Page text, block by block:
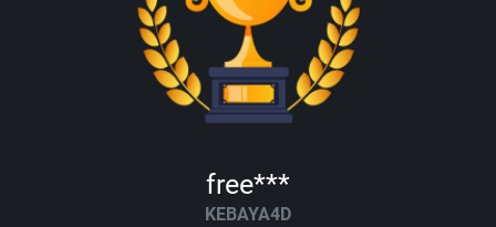
free***
KEBAYA4D